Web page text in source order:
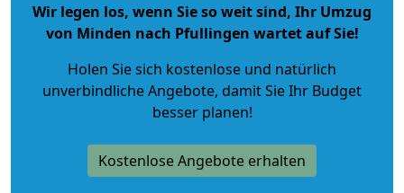
Wir legen los, wenn Sie so weit sind, Ihr Umzug
von Minden nach Pfullingen wartet auf Sie!
Holen Sie sich kostenlose und natürlich
unverbindliche Angebote, damit Sie Ihr Budget
besser planen!
Kostenlose Angebote erhalten